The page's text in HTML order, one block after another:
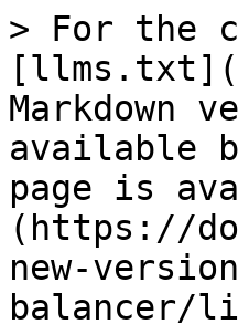
> For the
Markdown
available
page is
(https://
new-
balancer/